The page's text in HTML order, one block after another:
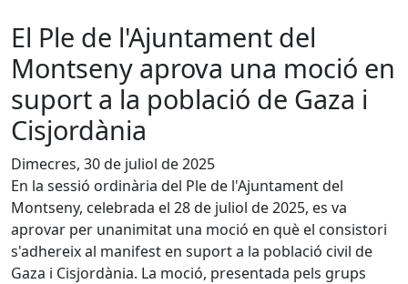
El Ple de l'Ajuntament del
Montseny aprova una moció en
suport a la població de Gaza i
Cisjordània
Dimecres, 30 de juliol de 2025
En la sessió ordinària del Ple de l'Ajuntament del
Montseny, celebrada el 28 de juliol de 2025, es va
aprovar per unanimitat una moció en què el consistori
s'adhereix al manifest en suport a la població civil de
Gaza i Cisjordània. La moció, presentada pels grups